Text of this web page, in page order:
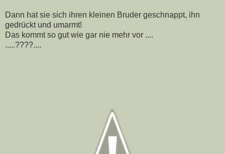
Dann hat sie sich ihren kleinen Bruder geschnappt, ihn
gedrückt und umarmt!
Das kommt so gut wie gar nie mehr vor ....
.....????....